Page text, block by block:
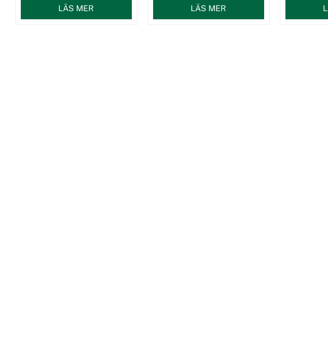
LÄS MER LÄS MER